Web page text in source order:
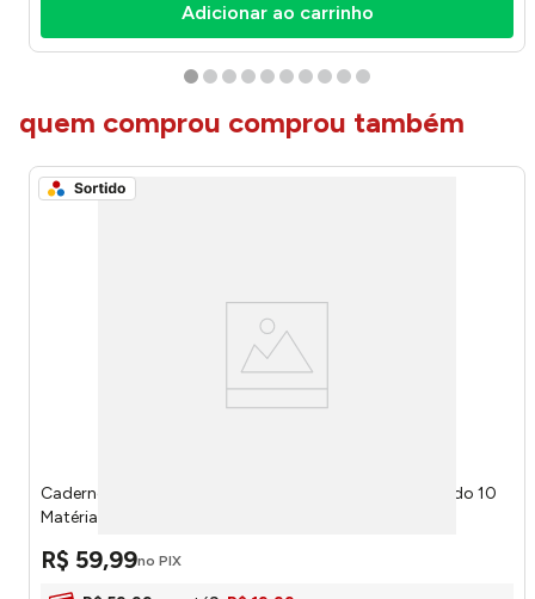
Adicionar ao carrinho
quem comprou comprou também
Caderno Universitário Espiral Capa Dura Neymar Sortido 10
Matérias 160 Folhas 286937 - Credeal
R$ 59,99no PIX